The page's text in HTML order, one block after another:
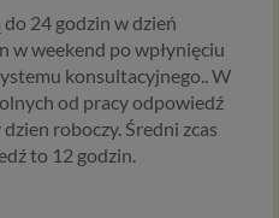
24 godzin w dzień
w weekend po wpłynięciu
konsultacyjnego.. W
od pracy odpowiedź
roboczy. Średni zcas
to 12 godzin.
momentu jej cofnięcia,
z Twojej strony
przypadku niezbędności
– przez czas jej
gdy podstawą
interes
tego uzasadnionego